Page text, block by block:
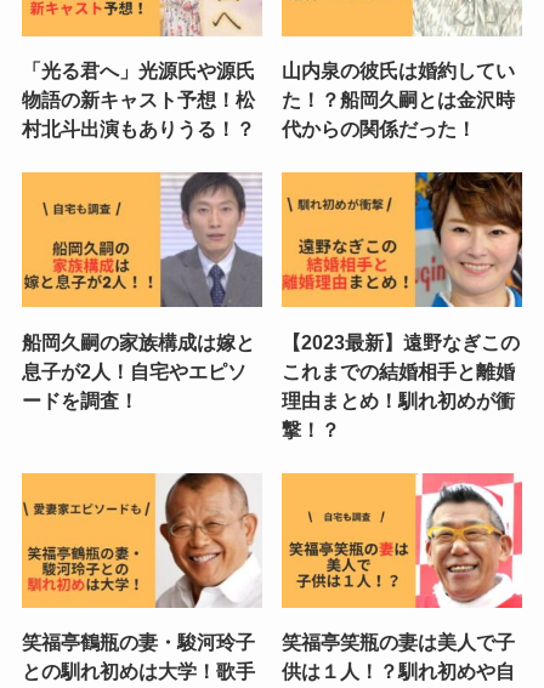
「光る君へ」光源氏や源氏
物語の新キャスト予想！松
村北斗出演もありうる！？
山内泉の彼氏は婚約してい
た！？船岡久嗣とは金沢時
代からの関係だった！
船岡久嗣の家族構成は嫁と
息子が2人！自宅やエピソ
ードを調査！
【2023最新】遠野なぎこの
これまでの結婚相手と離婚
理由まとめ！馴れ初めが衝
撃！？
笑福亭鶴瓶の妻・駿河玲子
との馴れ初めは大学！歌手
笑福亭笑瓶の妻は美人で子
供は１人！？馴れ初めや自